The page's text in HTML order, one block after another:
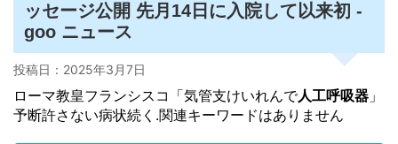
ッセージ公開 先月14日に入院して以来初 -
goo ニュース
投稿日： 2025年3月7日
ローマ教皇フランシスコ「気管支けいれんで人工呼吸器 」
予断許さない病状続く.関連キーワードはありません